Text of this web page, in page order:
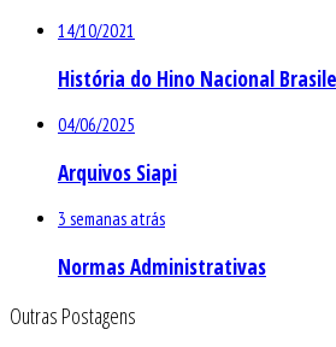
14/10/2021
História do Hino Nacional
04/06/2025
Arquivos Siapi
3 semanas atrás
Normas Administrativas
Outras Postagens